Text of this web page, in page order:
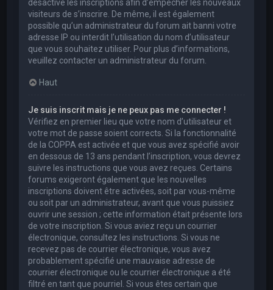
désactivé les inscriptions afin d’empêcher les nouveaux
visiteurs de s’inscrire. De même, il est également
possible qu’un administrateur du forum ait banni votre
adresse IP ou interdit l’utilisation du nom d’utilisateur
que vous souhaitez utiliser. Pour plus d’informations,
veuillez contacter un administrateur du forum.
Haut
Je suis inscrit mais je ne peux pas me connecter !
Vérifiez en premier lieu que votre nom d’utilisateur et
votre mot de passe soient corrects. Si la fonctionnalité
de la COPPA est activée et que vous avez spécifié avoir
en dessous de 13 ans pendant l’inscription, vous devrez
suivre les instructions que vous avez reçues. Certains
forums exigeront également que les nouvelles
inscriptions doivent être activées, soit par vous-même
ou soit par un administrateur, avant que vous puissiez
ouvrir une session ; cette information était présente lors
de votre inscription. Si vous aviez reçu un courrier
électronique, consultez les instructions. Si vous ne
recevez pas de courrier électronique, vous avez
probablement spécifié une mauvaise adresse de
courrier électronique ou le courrier électronique a été
filtré en tant que pourriel. Si vous êtes certain que